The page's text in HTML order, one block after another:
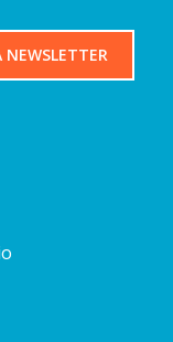
NEWSLETTER